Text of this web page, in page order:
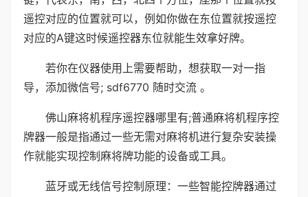
遥控对应的位置就可以，例如你做在东位置就按遥控
对应的A键这时候遥控器东位就能生效拿好牌。
若你在仪器使用上需要帮助，想获取一对一指
导，添加微信号; sdf6770 随时交流 。
佛山麻将机程序遥控器哪里有;普通麻将机程序控
牌器一般是指通过一些无需对麻将机进行复杂安装操
作就能实现控制麻将牌功能的设备或工具。
蓝牙或无线信号控制原理：一些智能控牌器通过